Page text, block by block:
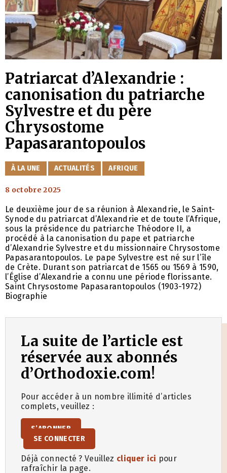
Patriarcat d’Alexandrie :
canonisation du patriarche
Sylvestre et du père
Chrysostome
Papasarantopoulos
CATÉGORIES
À LA UNE ACTUALITÉS AFRIQUE
8 octobre 2025
Le deuxième jour de sa réunion à Alexandrie, le Saint-
Synode du patriarcat d’Alexandrie et de toute l’Afrique,
sous la présidence du patriarche Théodore II, a
procédé à la canonisation du pape et patriarche
d’Alexandrie Sylvestre et du missionnaire Chrysostome
Papasarantopoulos. Le pape Sylvestre est né sur l’île
de Crète. Durant son patriarcat de 1565 ou 1569 à 1590,
l’Église d’Alexandrie a connu une période florissante.
Saint Chrysostome Papasarantopoulos (1903-1972)
Biographie
La suite de l’article est
réservée aux abonnés
d’Orthodoxie.com!
Pour accéder à un nombre illimité d’articles
complets, veuillez :
S’ABONNER
SE CONNECTER
Déjà connecté ? Veuillez cliquer ici pour
rafraîchir la page.